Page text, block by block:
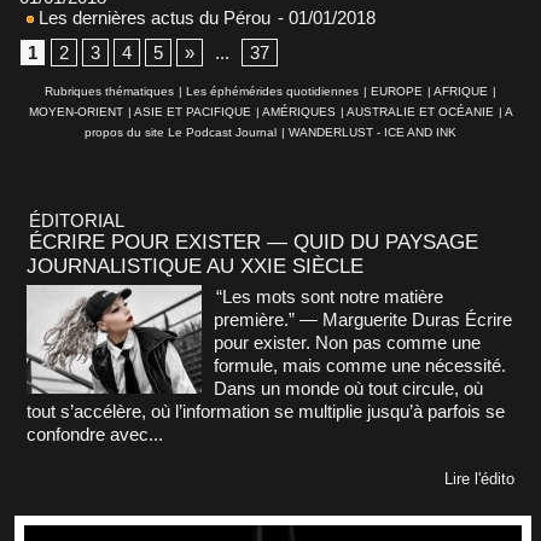
Les dernières actus du Pérou - 01/01/2018
1
2 3 4 5 » ... 37
Rubriques thématiques | Les éphémérides quotidiennes | EUROPE | AFRIQUE |
MOYEN-ORIENT | ASIE ET PACIFIQUE | AMÉRIQUES | AUSTRALIE ET OCÉANIE | A
propos du site Le Podcast Journal | WANDERLUST - ICE AND INK
ÉDITORIAL
ÉCRIRE POUR EXISTER — QUID DU PAYSAGE
JOURNALISTIQUE AU XXIE SIÈCLE
“Les mots sont notre matière
première.” — Marguerite Duras Écrire
pour exister. Non pas comme une
formule, mais comme une nécessité.
Dans un monde où tout circule, où
tout s’accélère, où l’information se multiplie jusqu’à parfois se
confondre avec...
Lire l'édito